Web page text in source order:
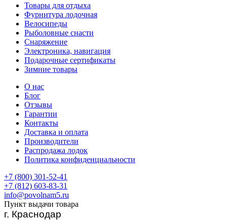
Товары для отдыха
Фурнитура лодочная
Велосипеды
Рыболовные снасти
Снаряжение
Электроника, навигация
Подарочные сертификаты
Зимние товары
О нас
Блог
Отзывы
Гарантии
Контакты
Доставка и оплата
Производители
Распродажа лодок
Политика конфиденциальности
+7 (800) 301-52-41
+7 (812) 603-83-31
info@povolnam5.ru
Пункт выдачи товара
г. Краснодар